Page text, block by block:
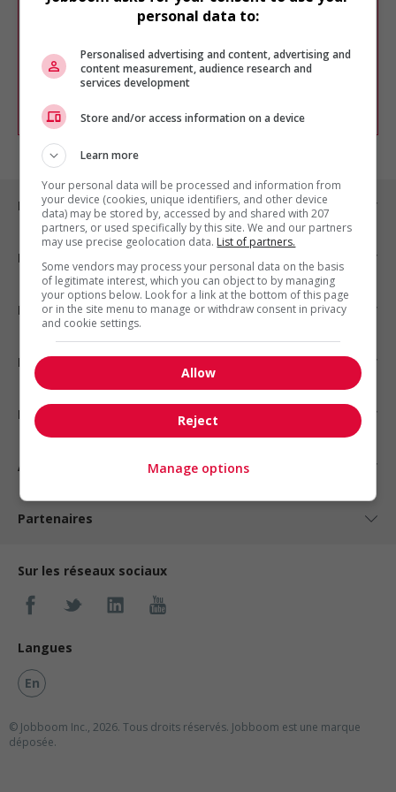
Veuillez faire une nouvelle recherche.
outils pour raffiner votre recherche, ou
chercher un poste selon votre profil
d'intérêt en emploi en vous
Emplois par ville
Emplois par secteur
Emplois par statut
Emplois par type
Nos suggestions
À propos
Partenaires
Sur les réseaux sociaux
Langues
En
© Jobboom Inc., 2026. Tous droits réservés. Jobboom est une marque
déposée.
personal data to:
Personalised advertising and content, advertising and
content measurement, audience research and
services development
Store and/or access information on a device
Learn more
Your personal data will be processed and information from
your device (cookies, unique identifiers, and other device
data) may be stored by, accessed by and shared with 207
partners, or used specifically by this site. We and our partners
may use precise geolocation data. List of partners.
Some vendors may process your personal data on the basis
of legitimate interest, which you can object to by managing
your options below. Look for a link at the bottom of this page
or in the site menu to manage or withdraw consent in privacy
and cookie settings.
Allow
Reject
Manage options